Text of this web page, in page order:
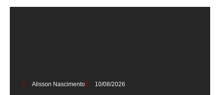
Alisson Nascimento 10/08/2026